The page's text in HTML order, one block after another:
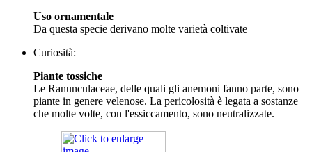
Uso ornamentale
Da questa specie derivano molte varietà coltivate
Curiosità:
Piante tossiche
Le Ranunculaceae, delle quali gli anemoni fanno parte, sono
piante in genere velenose. La pericolosità è legata a sostanze
che molte volte, con l'essiccamento, sono neutralizzate.